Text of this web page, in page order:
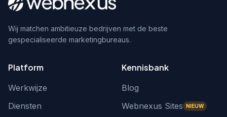
Wij matchen ambitieuze bedrijven met de beste
gespecialiseerde marketingbureaus.
Platform
Werkwijze
Diensten
Kennisbank
Blog
Webnexus Sites NIEUW